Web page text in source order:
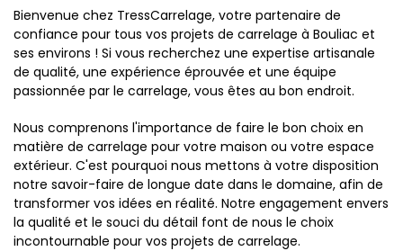
Bienvenue chez TressCarrelage, votre partenaire de
confiance pour tous vos projets de carrelage à Bouliac et
ses environs ! Si vous recherchez une expertise artisanale
de qualité, une expérience éprouvée et une équipe
passionnée par le carrelage, vous êtes au bon endroit.
Nous comprenons l'importance de faire le bon choix en
matière de carrelage pour votre maison ou votre espace
extérieur. C'est pourquoi nous mettons à votre disposition
notre savoir-faire de longue date dans le domaine, afin de
transformer vos idées en réalité. Notre engagement envers
la qualité et le souci du détail font de nous le choix
incontournable pour vos projets de carrelage.